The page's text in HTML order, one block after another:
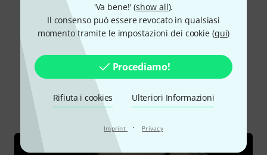
'Va bene!' (show all).
Il consenso può essere revocato in qualsiasi
momento tramite le impostazioni dei cookie (qui)
Procediamo!
Rifiuta i cookies Ulteriori Informazioni
Imprint · Privacy
Leggi tutte le recensioni
Lo sapevi?
Tutti Guide online